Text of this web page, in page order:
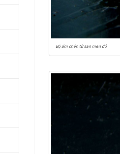
Bộ ấm chén tử san men đỏ